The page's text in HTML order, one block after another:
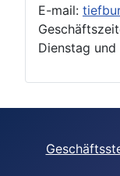
E-mail:
Dienstag